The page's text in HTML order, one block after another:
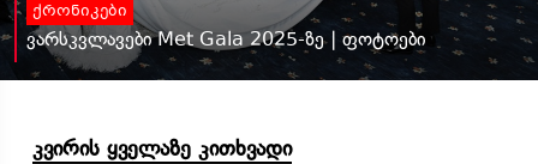
ქრონიკები
ვარსკვლავები Met Gala 2025-ზე | ფოტოები
კვირის ყველაზე კითხვადი